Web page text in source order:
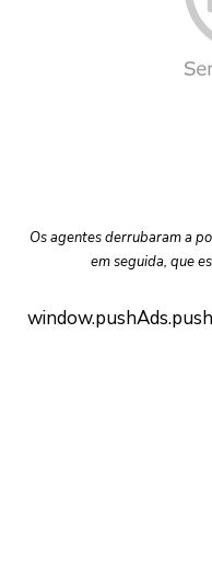
Os agentes derrubaram a
em seguida, que